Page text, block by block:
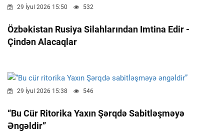
29 İyul 2026 15:50 532
Özbəkistan Rusiya Silahlarından Imtina Edir -
Çindən Alacaqlar
29 İyul 2026 15:38 546
“Bu Cür Ritorika Yaxın Şərqdə Sabitləşməyə
Əngəldir”